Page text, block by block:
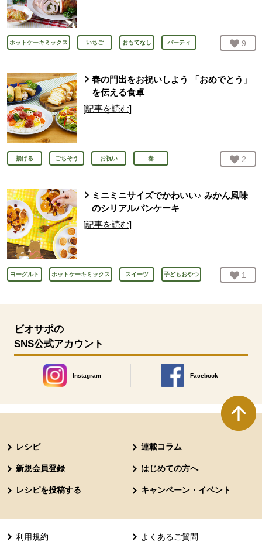
ホットケーキミックス いちご おもてなし パーティ お気
9
春の門出をお祝いしよう 「おめでとう」
を伝える食卓
[記事を読む]
揚げる ごちそう お祝い 春 お気
2
ミニミニサイズでかわいい♪ みかん風味
のシリアルパンケーキ
[記事を読む]
ヨーグルト ホットケーキミックス スイーツ 子どもおやつ お気
1
ビオサポの
SNS公式アカウント
Instagram
別のウィンドウで開きます。
Facebook
別のウィンドウで開きます
レシピ 連載コラム
新規会員登録 はじめての方へ
レシピを投稿する キャンペーン・イベント
利用規約 よくあるご質問